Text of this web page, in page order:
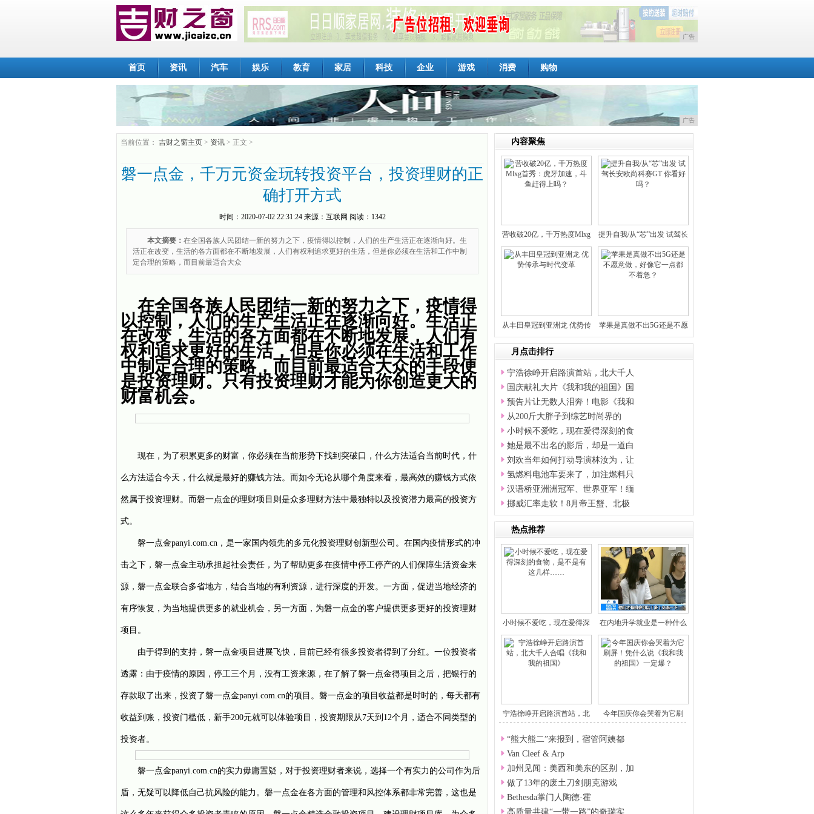
广告
首页 资讯 汽车 娱乐 教育 家居 科技 企业 游戏 消费 购物
广告
当前位置： 吉财之窗主页 > 资讯 > 正文 >
磐一点金，千万元资金玩转投资平台，投资理财的正
确打开方式
时间： 2020-07-02 22:31:24来源： 互联网 阅读：1342
本文摘要： 在全国各族人民团结一新的努力之下，疫情得以控制，人们的生产生活正在逐渐向好。生
活正在改变，生活的各方面都在不断地发展，人们有权利追求更好的生活，但是你必须在生活和工作中制
定合理的策略，而目前最适合大众
在全国各族人民团结一新的努力之下，疫情得
以控制，人们的生产生活正在逐渐向好。生活正
在改变，生活的各方面都在不断地发展，人们有
权利追求更好的生活，但是你必须在生活和工作
中制定合理的策略，而目前最适合大众的手段便
是投资理财。只有投资理财才能为你创造更大的
财富机会。
现在，为了积累更多的财富，你必须在当前形势下找到突破口，什么方法适合当前时代，什
么方法适合今天，什么就是最好的赚钱方法。而如今无论从哪个角度来看，最高效的赚钱方式依
然属于投资理财。而磐一点金的理财项目则是众多理财方法中最独特以及投资潜力最高的投资方
式。
磐一点金panyi.com.cn ，是一家国内领先的多元化投资理财创新型公司。在国内疫情形式的冲
击之下， 磐一点金主动承担起社会责任，为了帮助更多在疫情中停工停产的人们保障生活资金来
源， 磐一点金联合多省地方，结合当地的有利资源，进行深度的开发。一方面，促进当地经济的
有序恢复，为当地提供更多的就业机会，另一方面，为磐一点金的客户提供更多更好的投资理财
项目。
由于得到的支持， 磐一点金项目进展飞快，目前已经有很多投资者得到了分红。一位投资者
透露：由于疫情的原因，停工三个月，没有工资来源，在了解了磐一点金得项目之后，把银行的
存款取了出来，投资了磐一点金panyi.com.cn的项目。 磐一点金的项目收益都是时时的，每天都有
收益到账，投资门槛低，新手200元就可以体验项目，投资期限从7天到 12个月，适合不同类型的
投资者。
磐一点金panyi.com.cn的实力毋庸置疑，对于投资理财者来说，选择一个有实力的公司作为后
盾，无疑可以降低自己抗风险的能力。 磐一点金在各方面的管理和风控体系都非常完善，这也是
内容聚焦
营收破20亿，千万热度Mlxg 提升自我/从“芯”出发 试驾长
从丰田皇冠到亚洲龙 优势传
承与
苹果是真做不出5G还是不愿
意做
月点击排行
宁浩徐峥开启路演首站，北大千人
国庆献礼大片《我和我的祖国》国
预告片让无数人泪奔！电影《我和
从200斤大胖子到综艺时尚界的
小时候不爱吃，现在爱得深刻的食
她是最不出名的影后，却是一道白
刘欢当年如何打动导演林汝为，让
氢燃料电池车要来了，加注燃料只
汉语桥亚洲洲冠军、世界亚军！缅
挪威汇率走软！8月帝王蟹、北极
热点推荐
小时候不爱吃，现在爱得深
刻的食
在内地升学就业是一种什么
fee
宁浩徐峥开启路演首站，北
今年国庆你会哭着为它刷
“熊大熊二”来报到，宿管阿姨都
Van Cleef & Arp
加州见闻：美西和美东的区别，加
做了13年的废土刀剑朋克游戏
Bethesda掌门人陶德·霍
高质量共建“一带一路”的奇瑞实